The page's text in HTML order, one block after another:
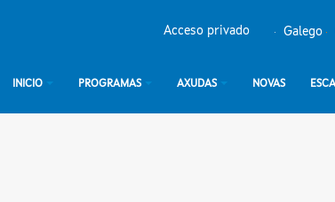
Galego
Acceso privado
INICIO PROGRAMAS AXUDAS NOVAS